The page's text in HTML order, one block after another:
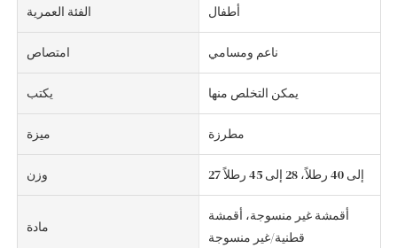
الفئة العمرية أطفال
امتصاص ناعم ومسامي
يكتب يمكن التخلص منها
ميزة مطرزة
وزن 27 إلى 40 رطلاً، 28 إلى 45 رطلاً
مادة
أقمشة غير منسوجة، أقمشة
قطنية/غير منسوجة